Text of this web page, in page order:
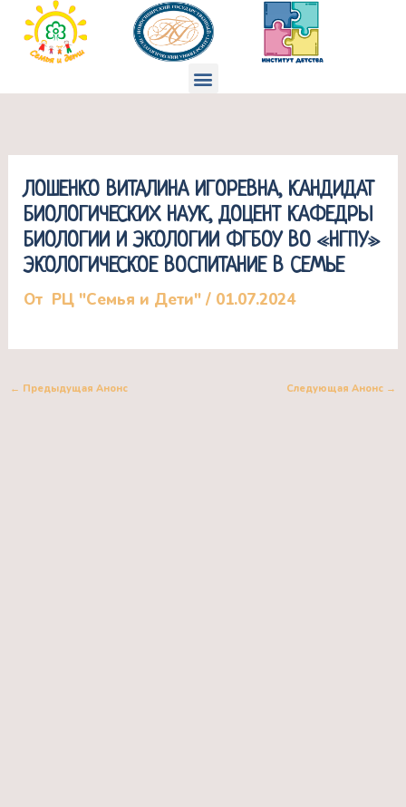
Перейти
содержимому
Меню
ЛОШЕНКО ВИТАЛИНА ИГОРЕВНА, КАНДИДАТ
БИОЛОГИЧЕСКИХ НАУК, ДОЦЕНТ КАФЕДРЫ
БИОЛОГИИ И ЭКОЛОГИИ ФГБОУ ВО «НГПУ»
ЭКОЛОГИЧЕСКОЕ ВОСПИТАНИЕ В СЕМЬЕ
От РЦ "Семья и Дети"/ 01.07.2024
← Предыдущая Анонс Следующая Анонс →